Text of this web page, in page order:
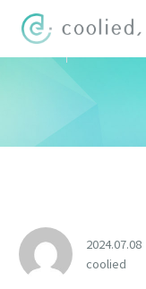
ての記事
2024.07.08
coolied